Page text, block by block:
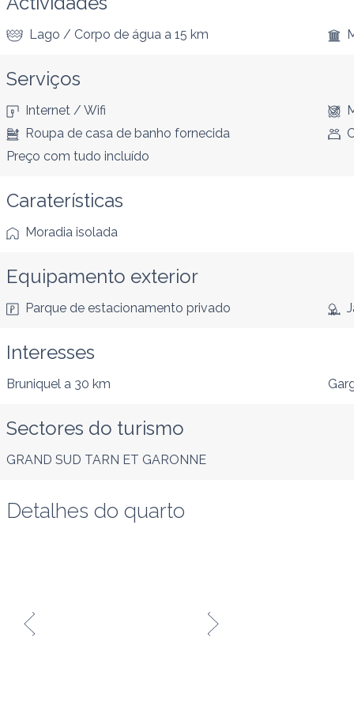
Lago / Corpo de água a 15 km
Serviços
Internet / Wifi
Roupa de casa de banho fornecida
Preço com tudo incluído
Caraterísticas
Moradia isolada
Equipamento exterior
Parque de estacionamento privado
Interesses
Bruniquel a 30 km
Sectores do turismo
GRAND SUD TARN ET GARONNE
Detalhes do quarto